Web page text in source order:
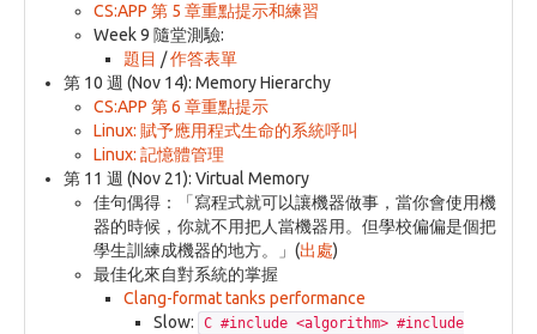
CS:APP 第 5 章重點提示和練習
Week 9 隨堂測驗:
題目 /作答表單
第 10 週 (Nov 14): Memory Hierarchy
CS:APP 第 6 章重點提示
Linux: 賦予應用程式生命的系統呼叫
Linux: 記憶體管理
第 11 週 (Nov 21): Virtual Memory
佳句偶得：「寫程式就可以讓機器做事，當你會使用機
器的時候，你就不用把人當機器用。但學校偏偏是個把
學生訓練成機器的地方。」(出處)
最佳化來自對系統的掌握
Clang-format tanks performance
Slow:
C #include <algorithm> #include